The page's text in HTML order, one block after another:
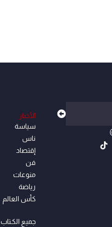
الأخبار
سياسة
ناس
إقتصاد
فن
منوعات
رياضة
كأس العالم
جميع الكـتاب